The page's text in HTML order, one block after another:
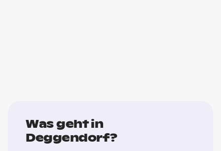
Was geht in
Deggendorf?